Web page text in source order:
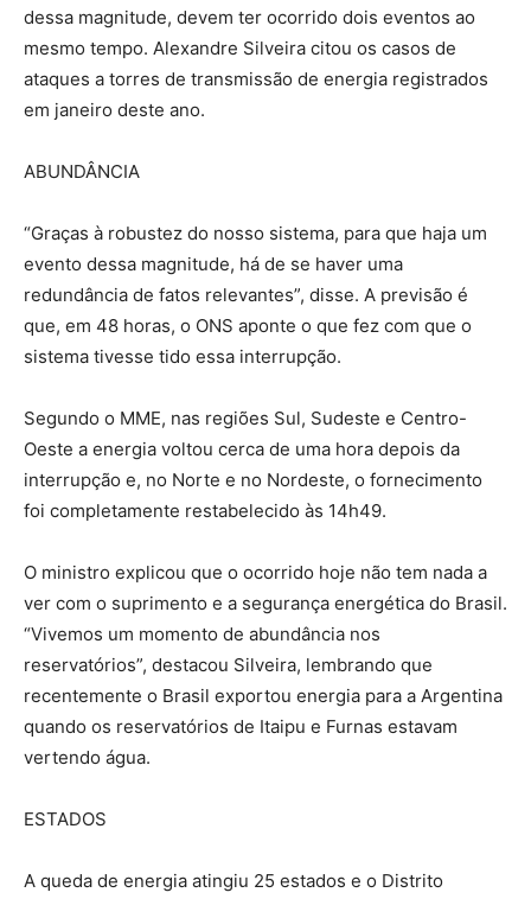
dessa magnitude, devem ter ocorrido dois eventos ao
mesmo tempo. Alexandre Silveira citou os casos de
ataques a torres de transmissão de energia registrados
em janeiro deste ano.
ABUNDÂNCIA
“Graças à robustez do nosso sistema, para que haja um
evento dessa magnitude, há de se haver uma
redundância de fatos relevantes”, disse. A previsão é
que, em 48 horas, o ONS aponte o que fez com que o
sistema tivesse tido essa interrupção.
Segundo o MME, nas regiões Sul, Sudeste e Centro-
Oeste a energia voltou cerca de uma hora depois da
interrupção e, no Norte e no Nordeste, o fornecimento
foi completamente restabelecido às 14h49.
O ministro explicou que o ocorrido hoje não tem nada a
ver com o suprimento e a segurança energética do Brasil.
“Vivemos um momento de abundância nos
reservatórios”, destacou Silveira, lembrando que
recentemente o Brasil exportou energia para a Argentina
quando os reservatórios de Itaipu e Furnas estavam
vertendo água.
ESTADOS
A queda de energia atingiu 25 estados e o Distrito